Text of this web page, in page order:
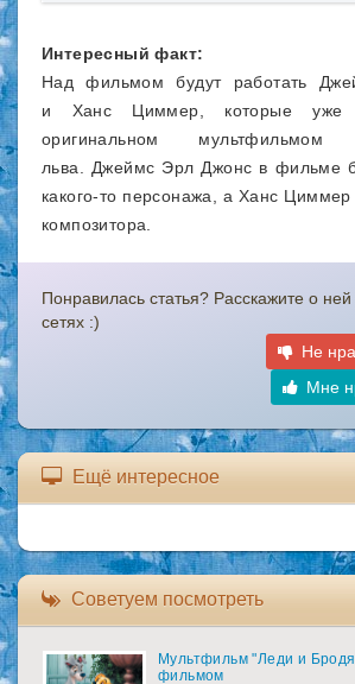
Интересный факт:
Над фильмом будут работать
и Ханс Циммер, которые уже
оригинальном
льва. Джеймс Эрл Джонс в фильме
какого-то персонажа, а Ханс Циммер
композитора.
Понравилась статья? Расскажите о
сетях :)
Не
Мне
Ещё интересное
Советуем посмотреть
Мультфильм "Леди и
фильмом